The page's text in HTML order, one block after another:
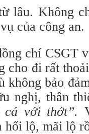
lâu. Không
của công an.
chí CSGT
cho đi rất
không bảo
nghị, thân
cá với thớt”.
hối lộ, mãi lộ